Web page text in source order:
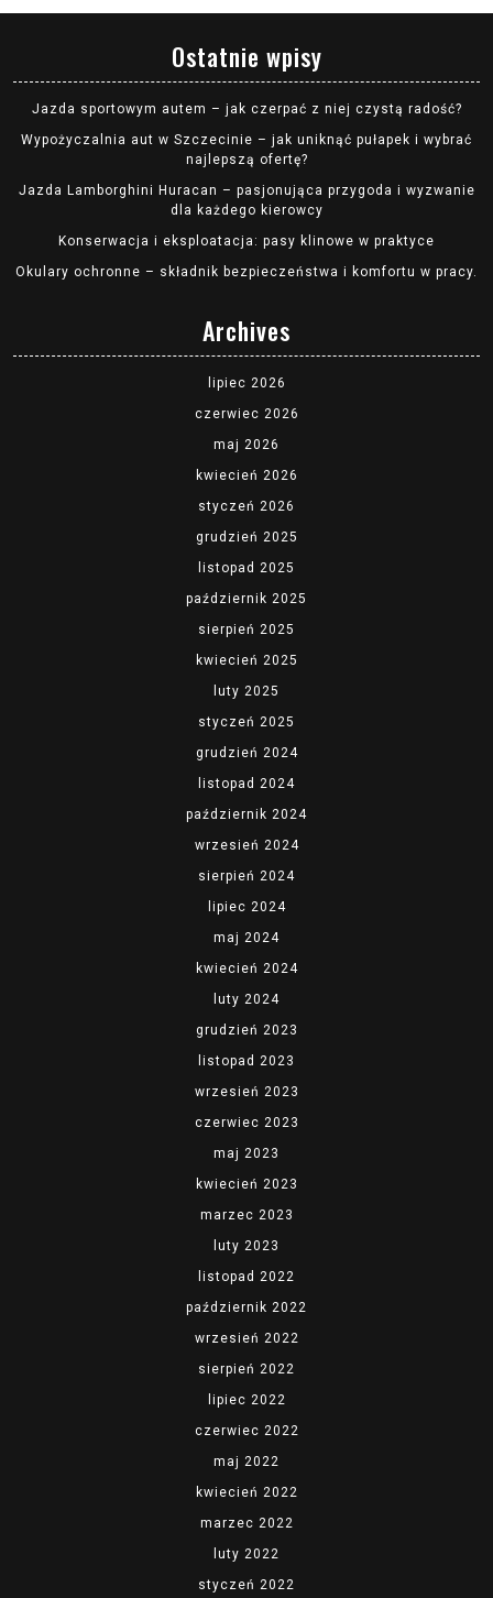
Ostatnie wpisy
Jazda sportowym autem – jak czerpać z niej czystą radość?
Wypożyczalnia aut w Szczecinie – jak uniknąć pułapek i wybrać
najlepszą ofertę?
Jazda Lamborghini Huracan – pasjonująca przygoda i wyzwanie
dla każdego kierowcy
Konserwacja i eksploatacja: pasy klinowe w praktyce
Okulary ochronne – składnik bezpieczeństwa i komfortu w pracy.
Archives
lipiec 2026
czerwiec 2026
maj 2026
kwiecień 2026
styczeń 2026
grudzień 2025
listopad 2025
październik 2025
sierpień 2025
kwiecień 2025
luty 2025
styczeń 2025
grudzień 2024
listopad 2024
październik 2024
wrzesień 2024
sierpień 2024
lipiec 2024
maj 2024
kwiecień 2024
luty 2024
grudzień 2023
listopad 2023
wrzesień 2023
czerwiec 2023
maj 2023
kwiecień 2023
marzec 2023
luty 2023
listopad 2022
październik 2022
wrzesień 2022
sierpień 2022
lipiec 2022
czerwiec 2022
maj 2022
kwiecień 2022
marzec 2022
luty 2022
styczeń 2022